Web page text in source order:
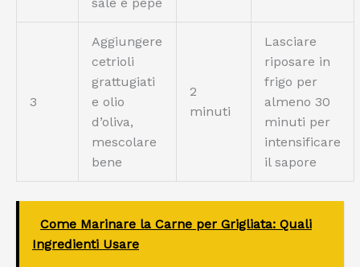
3
Aggiungere
cetrioli
grattugiati
e olio
d’oliva,
mescolare
bene
2
minuti
Lasciare
riposare in
frigo per
almeno 30
minuti per
intensificare
il sapore
Come Marinare la Carne per Grigliata: Quali
Ingredienti Usare